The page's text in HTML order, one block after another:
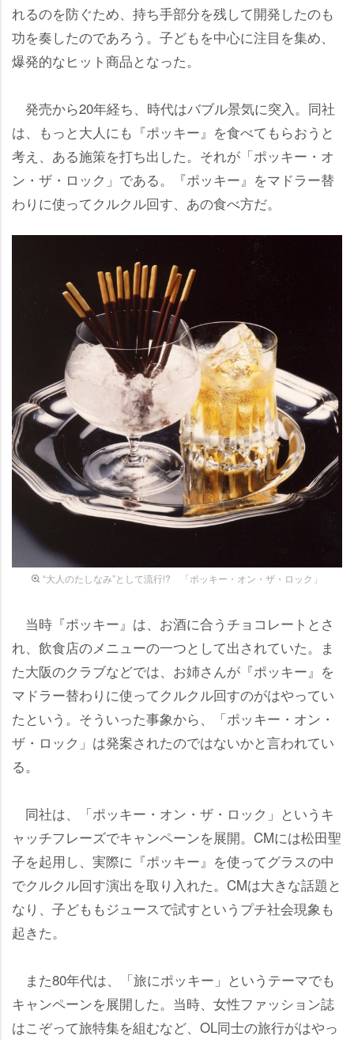
れるのを防ぐため、持ち手部分を残して開発したのも
功を奏したのであろう。子どもを中心に注目を集め、
爆発的なヒット商品となった。
発売から20年経ち、時代はバブル景気に突入。同社
は、もっと大人にも『ポッキー』を食べてもらおうと
考え、ある施策を打ち出した。それが「ポッキー・オ
ン・ザ・ロック」である。『ポッキー』をマドラー替
わりに使ってクルクル回す、あの食べ方だ。
“大人のたしなみ”として流行!? 「ポッキー・オン・ザ・ロック」
当時『ポッキー』は、お酒に合うチョコレートとさ
れ、飲食店のメニューの一つとして出されていた。ま
た大阪のクラブなどでは、お姉さんが『ポッキー』を
マドラー替わりに使ってクルクル回すのがはやってい
たという。そういった事象から、「ポッキー・オン・
ザ・ロック」は発案されたのではないかと言われてい
る。
同社は、「ポッキー・オン・ザ・ロック」というキ
ャッチフレーズでキャンペーンを展開。CMには松田聖
子を起用し、実際に『ポッキー』を使ってグラスの中
でクルクル回す演出を取り入れた。CMは大きな話題と
なり、子どももジュースで試すというプチ社会現象も
起きた。
また80年代は、「旅にポッキー」というテーマでも
キャンペーンを展開した。当時、女性ファッション誌
はこぞって旅特集を組むなど、OL同士の旅行がはやっ